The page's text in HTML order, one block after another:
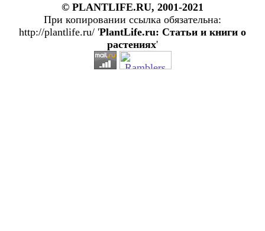
© PLANTLIFE.RU, 2001-2021
При копировании ссылка обязательна:
http://plantlife.ru/ 'PlantLife.ru: Статьи и книги о
растениях'